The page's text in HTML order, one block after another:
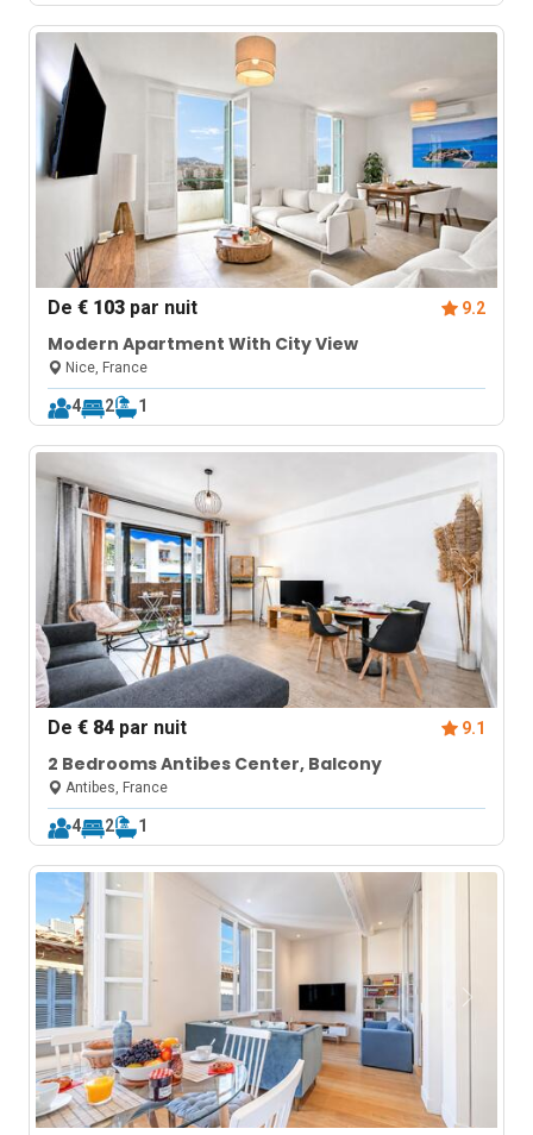
De€ 103 par nuit 9.2
Modern Apartment With City View
Nice, France
4 2 1
De€ 84 par nuit 9.1
2 Bedrooms Antibes Center, Balcony
Antibes, France
4 2 1